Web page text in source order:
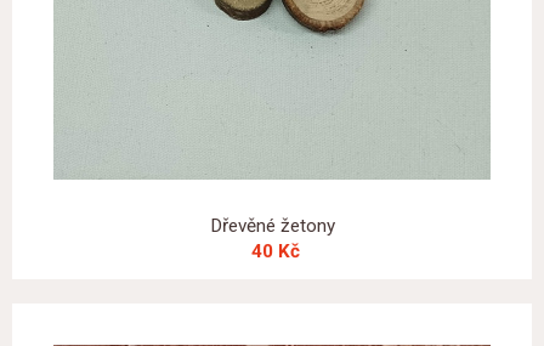
Dřevěné žetony
40 Kč